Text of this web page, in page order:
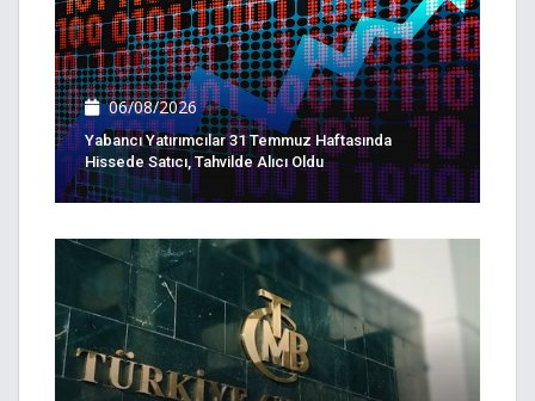
06/08/2026
Yabancı Yatırımcılar 31 Temmuz Haftasında
Hissede Satıcı, Tahvilde Alıcı Oldu